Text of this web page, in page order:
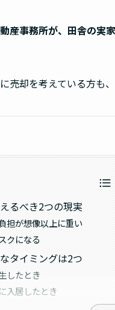
産事務所が、田舎の実
売却を考えている方も
るべき2つの現実
担が想像以上に重い
クになる
タイミングは2つ
したとき
入居したとき